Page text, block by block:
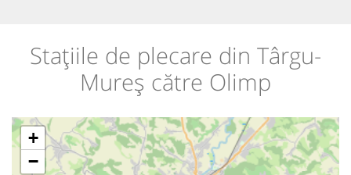
Stațiile de plecare din Târgu-
Mureș către Olimp
+
−